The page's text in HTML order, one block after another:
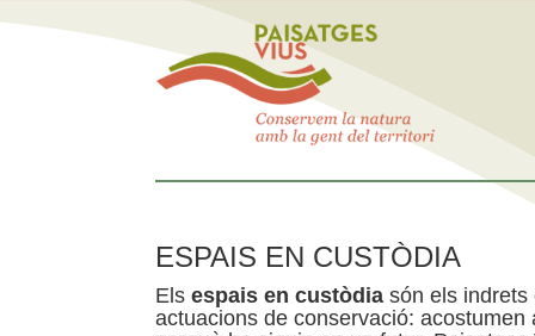
ESPAIS EN CUSTÒDIA
Els espais en custòdia són els indrets
actuacions de conservació: